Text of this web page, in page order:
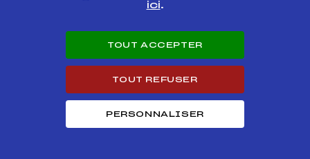
ANAF0011.FFS
FRANCE MINIMES
1ère Etape
TROPHEE CAISSE
KÄSSBOHRER PRA
FFS
AMBF0233.FFS
CRITERIUM
REGIONAL –
FFS
ici.
TOUT ACCEPTER
TOUT REFUSER
PERSONNALISER